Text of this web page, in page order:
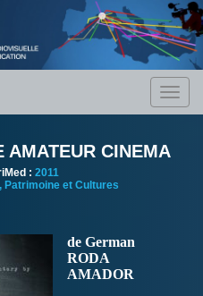
AMATEUR CINEMA
: 2011
Patrimoine et Cultures
de German
RODA
AMADOR